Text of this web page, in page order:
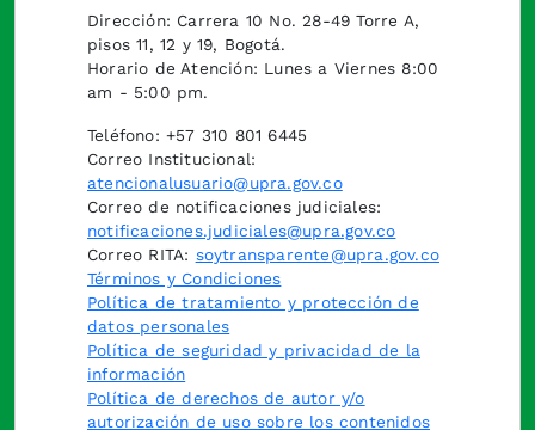
Dirección: Carrera 10 No. 28-49 Torre A,
pisos 11, 12 y 19, Bogotá.
Horario de Atención: Lunes a Viernes 8:00
am - 5:00 pm.
Teléfono: +57 310 801 6445
Correo Institucional:
atencionalusuario@upra.gov.co
Correo de notificaciones judiciales:
notificaciones.judiciales@upra.gov.co
Correo RITA: soytransparente@upra.gov.co
Términos y Condiciones
Política de tratamiento y protección de
datos personales
Política de seguridad y privacidad de la
información
Política de derechos de autor y/o
autorización de uso sobre los contenidos